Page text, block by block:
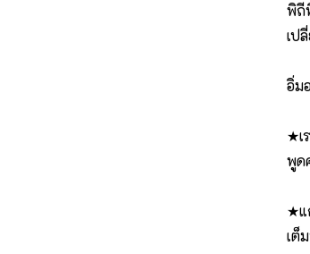
พิถี
เป
อิ่ม
★เ
พูด
★แ
เต็